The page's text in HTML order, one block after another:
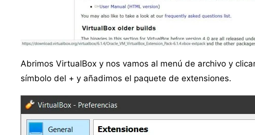
Abrimos VirtualBox y nos vamos al menú de archivo y
símbolo del + y añadimos el paquete de extensiones.